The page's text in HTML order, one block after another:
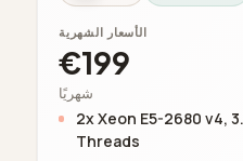
الأسعار الشهرية
€199
شهريًا
2x Xeon E5-2680 v4,
Threads